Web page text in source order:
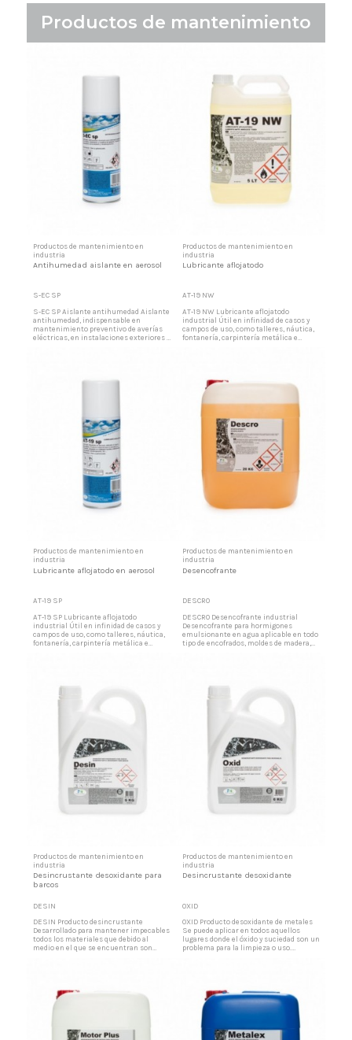
Productos de mantenimiento
Productos de mantenimiento en
industria
Antihumedad aislante en aerosol
S-EC SP
S-EC SP Aislante antihumedad Aislante
antihumedad, indispensable en
mantenimiento preventivo de averías
eléctricas, en instalaciones exteriores e
que se necesite un lubricante repelente
Productos de mantenimiento en
industria
Lubricante aflojatodo
AT-19 NW
AT-19 NW Lubricante aflojatodo
industrial Útil en infinidad de casos y
campos de uso, como talleres, náutica,
fontanería, carpintería metálica e
protección de las piezas Lubrica y
protege todo tipo de...
Productos de mantenimiento en
industria
Lubricante aflojatodo en aerosol
AT-19 SP
AT-19 SP Lubricante aflojatodo
industrial Útil en infinidad de casos y
campos de uso, como talleres, náutica,
fontanería, carpintería metálica e
protección de las piezas Lubrica y
protege todo tipo de...
Productos de mantenimiento en
industria
Desencofrante
DESCRO
DESCRO Desencofrante industrial
Desencofrante para hormigones
emulsionante en agua aplicable en todo
tipo de encofrados, moldes de madera,
desencofrante Producto constituido por
Productos de mantenimiento en
industria
Desincrustante desoxidante para
barcos
DESIN
DESIN Producto desincrustante
Desarrollado para mantener impecables
todos los materiales que debido al
medio en el que se encuentran son
grilletes, anclas, etc., permanezcan
relucientes como el primer día....
Productos de mantenimiento en
industria
Desincrustante desoxidante
OXID
OXID Producto desoxidante de metales
Se puede aplicar en todos aquellos
lugares donde el óxido y suciedad son un
problema para la limpieza o uso.
desoxida también disuelve suciedades
difíciles de superficies metálicas....